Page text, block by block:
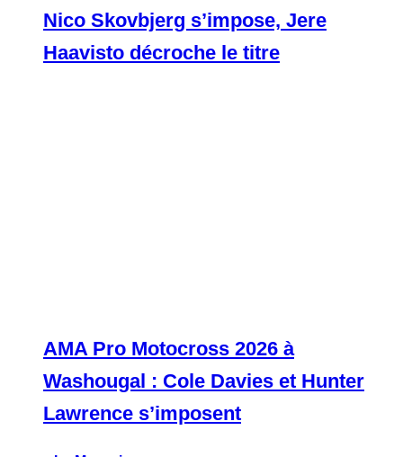
Nico Skovbjerg s’impose, Jere
Haavisto décroche le titre
AMA Pro Motocross 2026 à
Washougal : Cole Davies et Hunter
Lawrence s’imposent